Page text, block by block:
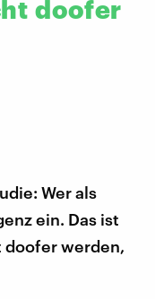
doofer
Wer als
ein. Das ist
doofer werden,